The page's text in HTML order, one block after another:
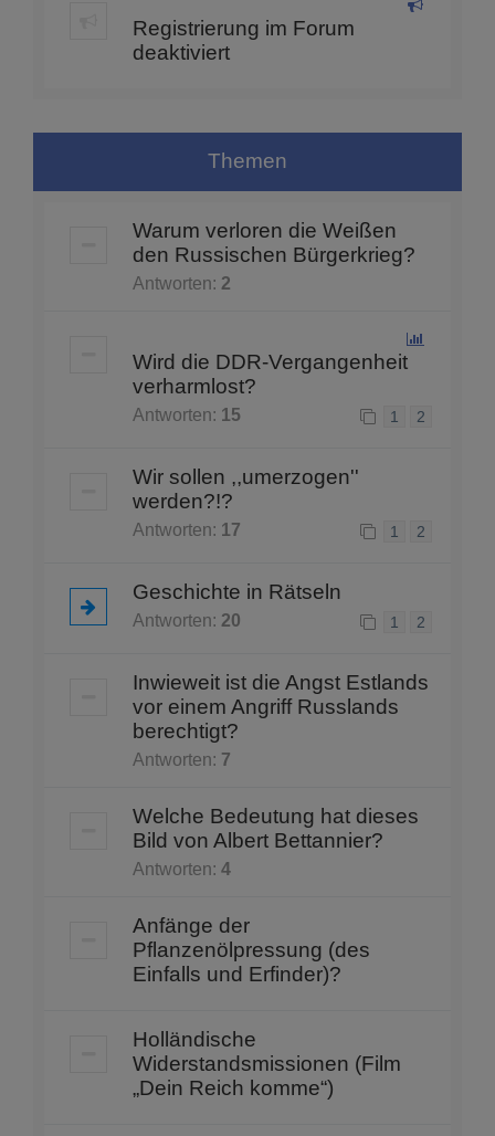
Registrierung im Forum
deaktiviert
Themen
Warum verloren die Weißen
den Russischen Bürgerkrieg?
Antworten: 2
Wird die DDR-Vergangenheit
verharmlost?
Antworten: 15 1 2
Wir sollen ,,umerzogen''
werden?!?
Antworten: 17 1 2
Geschichte in Rätseln
Antworten: 20 1 2
Inwieweit ist die Angst Estlands
vor einem Angriff Russlands
berechtigt?
Antworten: 7
Welche Bedeutung hat dieses
Bild von Albert Bettannier?
Antworten: 4
Anfänge der
Pflanzenölpressung (des
Einfalls und Erfinder)?
Holländische
Widerstandsmissionen (Film
„Dein Reich komme“)